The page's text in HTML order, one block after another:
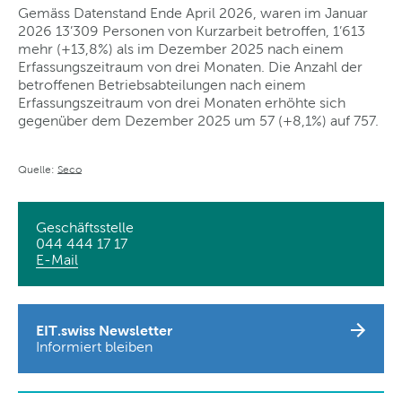
Gemäss Datenstand Ende April 2026, waren im Januar
2026 13’309 Personen von Kurzarbeit betroffen, 1’613
mehr (+13,8%) als im Dezember 2025 nach einem
Erfassungszeitraum von drei Monaten. Die Anzahl der
betroffenen Betriebsabteilungen nach einem
Erfassungszeitraum von drei Monaten erhöhte sich
gegenüber dem Dezember 2025 um 57 (+8,1%) auf 757.
Quelle: Seco
Geschäftsstelle
044 444 17 17
E-Mail
EIT.swiss Newsletter
Informiert bleiben